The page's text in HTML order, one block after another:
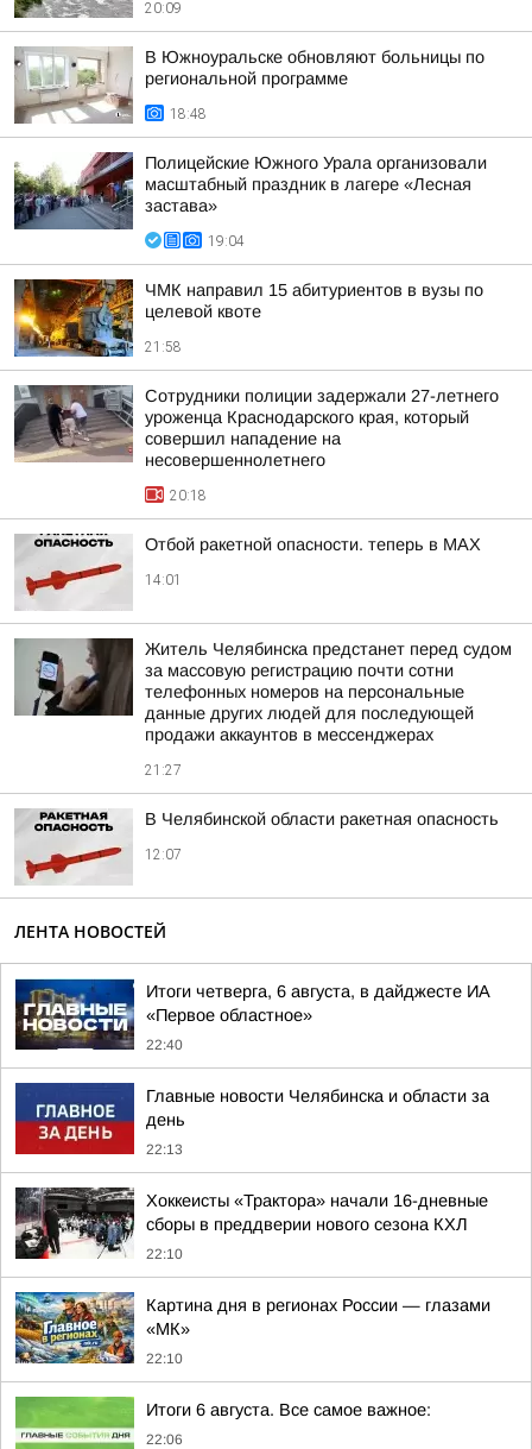
20:09
В Южноуральске обновляют больницы по
региональной программе
18:48
Полицейские Южного Урала организовали
масштабный праздник в лагере «Лесная
застава»
19:04
ЧМК направил 15 абитуриентов в вузы по
целевой квоте
21:58
Сотрудники полиции задержали 27-летнего
уроженца Краснодарского края, который
совершил нападение на
несовершеннолетнего
20:18
Отбой ракетной опасности. теперь в MAX
14:01
Житель Челябинска предстанет перед судом
за массовую регистрацию почти сотни
телефонных номеров на персональные
данные других людей для последующей
продажи аккаунтов в мессенджерах
21:27
В Челябинской области ракетная опасность
12:07
ЛЕНТА НОВОСТЕЙ
Итоги четверга, 6 августа, в дайджесте ИА
«Первое областное»
22:40
Главные новости Челябинска и области за
день
22:13
Хоккеисты «Трактора» начали 16-дневные
сборы в преддверии нового сезона КХЛ
22:10
Картина дня в регионах России — глазами
«МК»
22:10
Итоги 6 августа. Все самое важное:
22:06